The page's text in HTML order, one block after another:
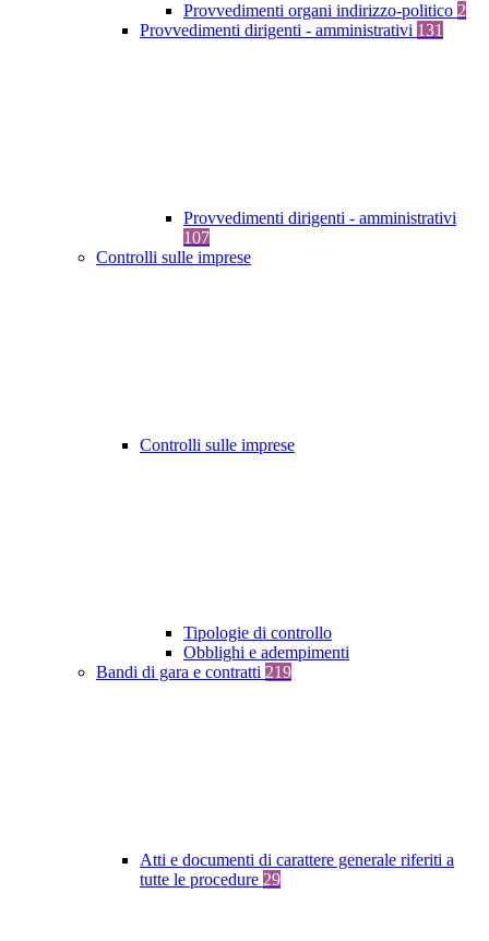
Provvedimenti organi indirizzo-politico 2
Provvedimenti dirigenti - amministrativi 131
Provvedimenti dirigenti - amministrativi
107
Controlli sulle imprese
Controlli sulle imprese
Tipologie di controllo
Obblighi e adempimenti
Bandi di gara e contratti 219
Atti e documenti di carattere generale riferiti a
tutte le procedure 29